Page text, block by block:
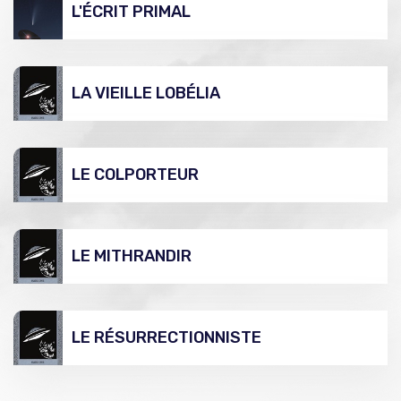
L'ÉCRIT PRIMAL
LA VIEILLE LOBÉLIA
LE COLPORTEUR
LE MITHRANDIR
LE RÉSURRECTIONNISTE